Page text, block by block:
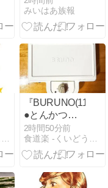
題開催中www
みいはあ族報
『BURUNO(11)』
●とんかつ＆
キャベツhs
2時間50分前